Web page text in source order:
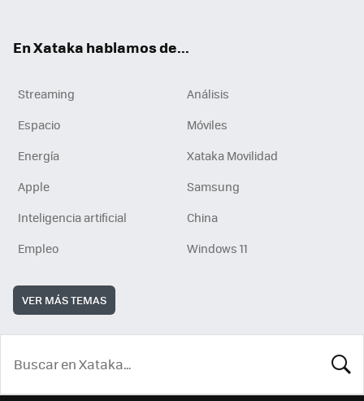
En Xataka hablamos de...
Streaming
Análisis
Espacio
Móviles
Energía
Xataka Movilidad
Apple
Samsung
Inteligencia artificial
China
Empleo
Windows 11
VER MÁS TEMAS